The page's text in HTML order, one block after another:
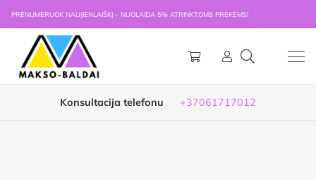
PRENUMERUOK NAUJIENLAIŠKĮ – NUOLAIDA 5% ATRINKTOMS PREKĖMS!
Konsultacija telefonu +37061717012